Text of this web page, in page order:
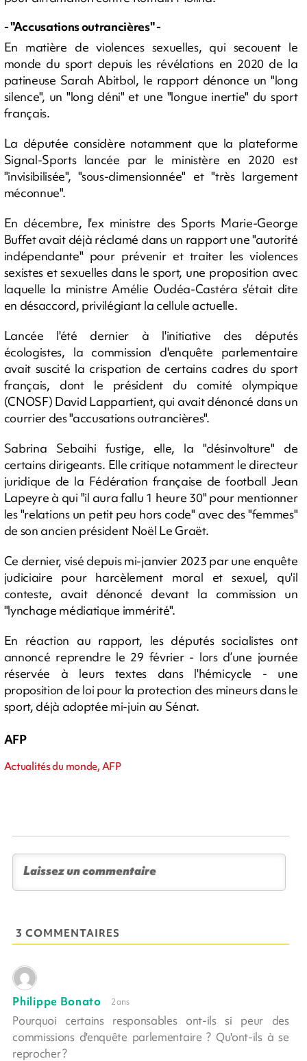
- "Accusations outrancières" -
En matière de violences sexuelles, qui secouent le
monde du sport depuis les révélations en 2020 de la
patineuse Sarah Abitbol, le rapport dénonce un "long
silence", un "long déni" et une "longue inertie" du sport
français.
La députée considère notamment que la plateforme
Signal-Sports lancée par le ministère en 2020 est
"invisibilisée", "sous-dimensionnée" et "très largement
méconnue".
En décembre, l'ex ministre des Sports Marie-George
Buffet avait déjà réclamé dans un rapport une "autorité
indépendante" pour prévenir et traiter les violences
sexistes et sexuelles dans le sport, une proposition avec
laquelle la ministre Amélie Oudéa-Castéra s'était dite
en désaccord, privilégiant la cellule actuelle.
Lancée l'été dernier à l'initiative des députés
écologistes, la commission d'enquête parlementaire
avait suscité la crispation de certains cadres du sport
français, dont le président du comité olympique
(CNOSF) David Lappartient, qui avait dénoncé dans un
courrier des "accusations outrancières".
Sabrina Sebaihi fustige, elle, la "désinvolture" de
certains dirigeants. Elle critique notamment le directeur
juridique de la Fédération française de football Jean
Lapeyre à qui "il aura fallu 1 heure 30" pour mentionner
les "relations un petit peu hors code" avec des "femmes"
de son ancien président Noël Le Graët.
Ce dernier, visé depuis mi-janvier 2023 par une enquête
judiciaire pour harcèlement moral et sexuel, qu'il
conteste, avait dénoncé devant la commission un
"lynchage médiatique immérité".
En réaction au rapport, les députés socialistes ont
annoncé reprendre le 29 février - lors d’une journée
réservée à leurs textes dans l'hémicycle - une
proposition de loi pour la protection des mineurs dans le
sport, déjà adoptée mi-juin au Sénat.
AFP
Actualités du monde, AFP
3 COMMENTAIRES
Philippe Bonato 2 ans
Pourquoi certains responsables ont-ils si peur des
commissions d'enquête parlementaire ? Qu'ont-ils à se
reprocher ?